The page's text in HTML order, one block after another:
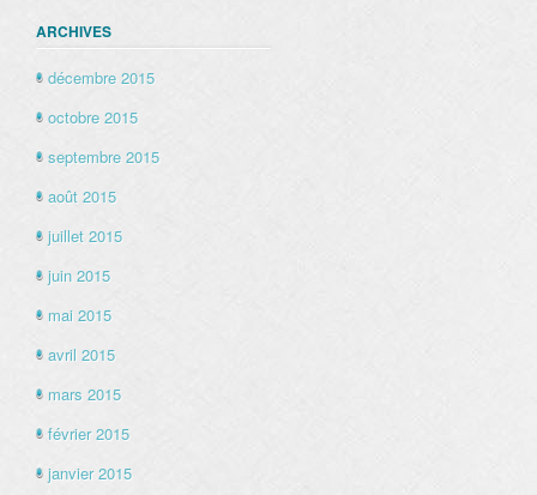
ARCHIVES
décembre 2015
octobre 2015
septembre 2015
août 2015
juillet 2015
juin 2015
mai 2015
avril 2015
mars 2015
février 2015
janvier 2015